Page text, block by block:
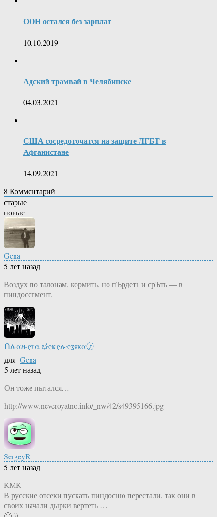
ООН остался без зарплат
10.10.2019
Адский трамвай в Челябинске
04.03.2021
США сосредоточатся на защите ЛГБТ в
Афганистане
14.09.2021
8 Комментарий
старые
новые
Gena
5 лет назад
Воздух по талонам, кормить, но пЪрдеть и срЪть — в
пиндосегмент.
Ոሉαዙҿτα ಭҿҝҿሉҿʓяҝα〄
для Gena
5 лет назад
Он тоже пытался…
http://www.neveroyatno.info/_nw/42/s49395166.jpg
SergeyR
5 лет назад
КМК
В русские отсеки пускать пиндосню перестали, так они в
своих начали дырки вертеть …